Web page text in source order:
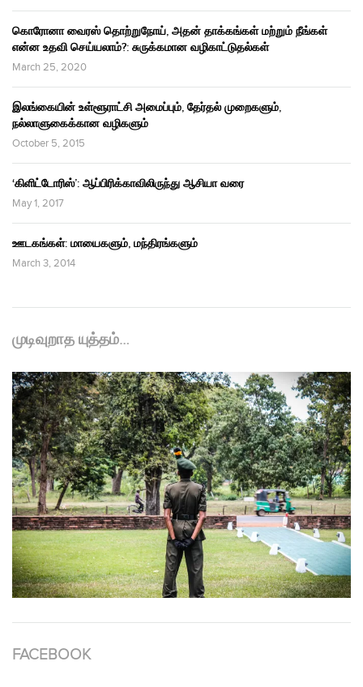
கொரோனா வைரஸ் தொற்றுநோய், அதன் தாக்கங்கள் மற்றும் நீங்கள்
என்ன உதவி செய்யலாம்?: சுருக்கமான வழிகாட்டுதல்கள்
March 25, 2020
இலங்கையின் உள்ளூராட்சி அமைப்பும், தேர்தல் முறைகளும்,
நல்லாளுகைக்கான வழிகளும்
October 5, 2015
‘கிளிட்டோரிஸ்’: ஆப்பிரிக்காவிலிருந்து ஆசியா வரை
May 1, 2017
ஊடகங்கள்: மாயைகளும், மந்திரங்களும்
March 3, 2014
முடிவுறாத யுத்தம்…
FACEBOOK